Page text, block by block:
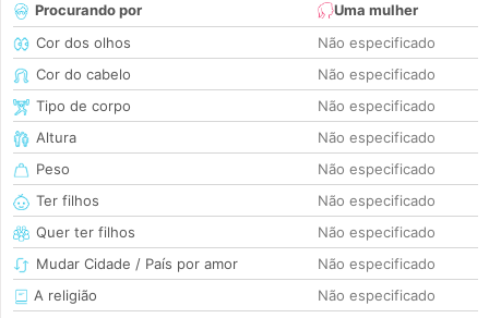
Procurando por
Uma mulher
Cor dos olhos
Não especificado
Cor do cabelo
Não especificado
Tipo de corpo
Não especificado
Altura
Não especificado
Peso
Não especificado
Ter filhos
Não especificado
Quer ter filhos
Não especificado
Mudar Cidade / País por amor
Não especificado
A religião
Não especificado